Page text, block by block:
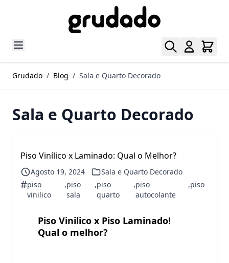
Grudado / Blog / Sala e Quarto Decorado
Sala e Quarto Decorado
Piso Vinílico x Laminado: Qual o Melhor?
Agosto 19, 2024 Sala e Quarto Decorado
#piso
vinilico
,piso
sala
,piso
quarto
,piso
autocolante
,piso
Piso Vinilico x Piso Laminado!
Qual o melhor?